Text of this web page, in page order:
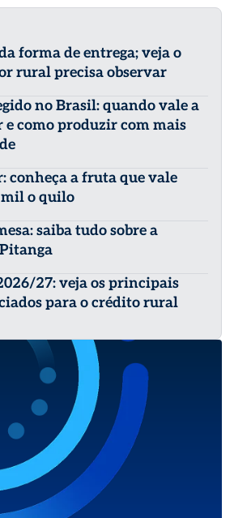
forma de entrega; veja o
rural precisa observar
no Brasil: quando vale a
como produzir com mais
conheça a fruta que vale
mil o quilo
saiba tudo sobre a
27: veja os principais
para o crédito rural